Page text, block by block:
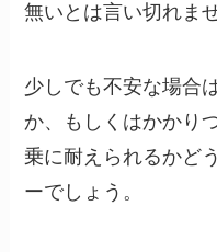
無いとは言い切れませ
少しでも不安な場合
か、もしくはかかり
乗に耐えられるかど
ーでしょう。